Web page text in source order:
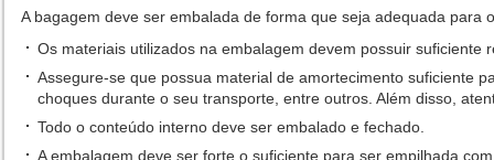
A bagagem deve ser embalada de forma que seja adequada para
Os materiais utilizados na embalagem devem possuir suficiente
Assegure-se que possua material de amortecimento suficiente
choques durante o seu transporte, entre outros. Além disso,
Todo o conteúdo interno deve ser embalado e fechado.
A embalagem deve ser forte o suficiente para ser empilhada